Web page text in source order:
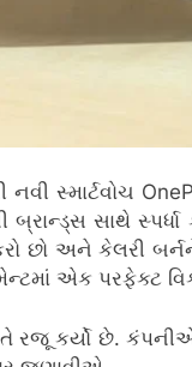
સ્માર્ટવોચ
સાથે
છો અને કેલરી
એક પરફેક્ટ
રજૂ કર્યો છે.